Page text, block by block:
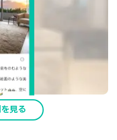
見る